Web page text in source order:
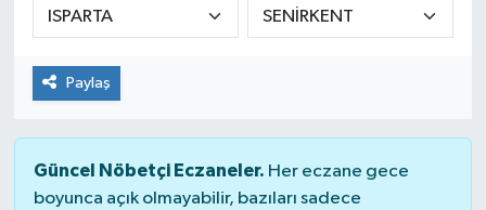
Paylaş
Güncel Nöbetçi Eczaneler. Her eczane gece
boyunca açık olmayabilir, bazıları sadece